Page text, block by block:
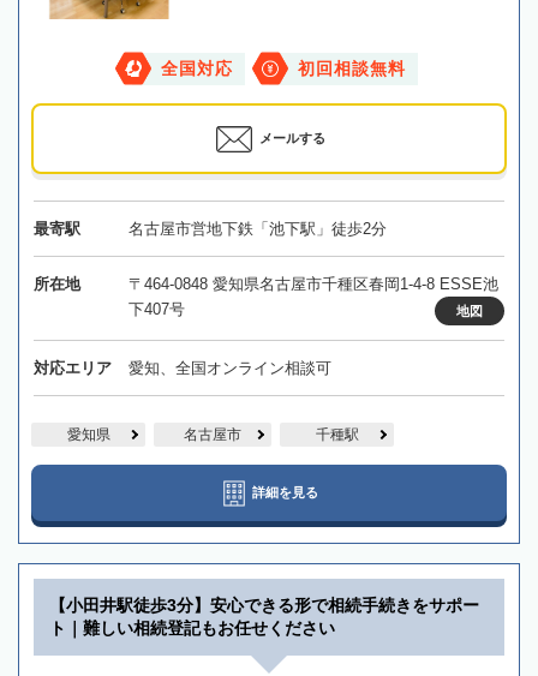
全国対応 初回相談無料
メールする
最寄駅 名古屋市営地下鉄「池下駅」徒歩2分
所在地
〒464-0848 愛知県名古屋市千種区春岡1-4-8 ESSE池
下407号
地図
対応エリア 愛知、全国オンライン相談可
愛知県 名古屋市 千種駅
詳細を見る
【小田井駅徒歩3分】安心できる形で相続手続きをサポー
ト｜難しい相続登記もお任せください